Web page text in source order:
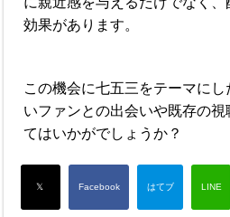
効果があります。
この機会に七五三をテーマに
いファンとの出会いや既存の
てはいかがでしょうか？